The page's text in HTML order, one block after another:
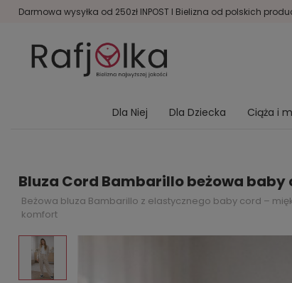
Darmowa wysyłka od 250zł INPOST I Bielizna od polskich
Dla Niej Dla Dziecka Ciąża i
Bluza Cord Bambarillo beżowa baby
Beżowa bluza Bambarillo z elastycznego baby cord –
komfort